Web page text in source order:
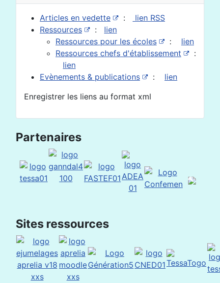
Articles en vedette :
lien RSS
Ressources
: lien
Ressources pour les écoles
: lien
Ressources chefs d'établissement
:
lien
Evènements & publications
: lien
Enregistrer les liens au format xml
Partenaires
Sites ressources